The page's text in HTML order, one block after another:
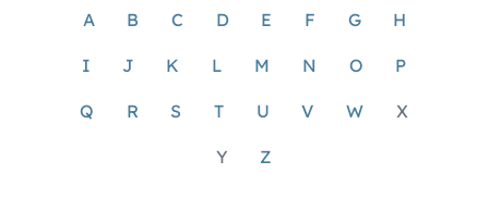
A B C D E F G H
I J K L M N O P
Q R S T U V W X
Y Z